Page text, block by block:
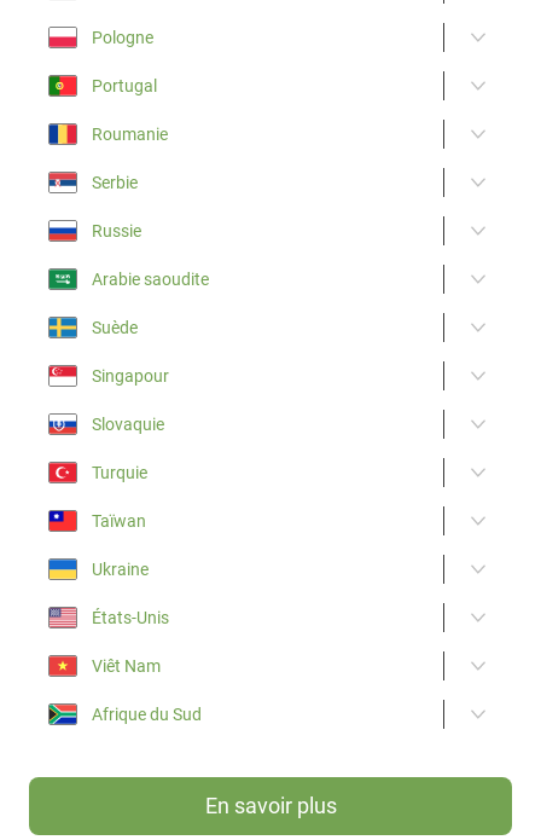
Pologne
Portugal
Roumanie
Serbie
Russie
Arabie saoudite
Suède
Singapour
Slovaquie
Turquie
Taïwan
Ukraine
États-Unis
Viêt Nam
Afrique du Sud
En savoir plus